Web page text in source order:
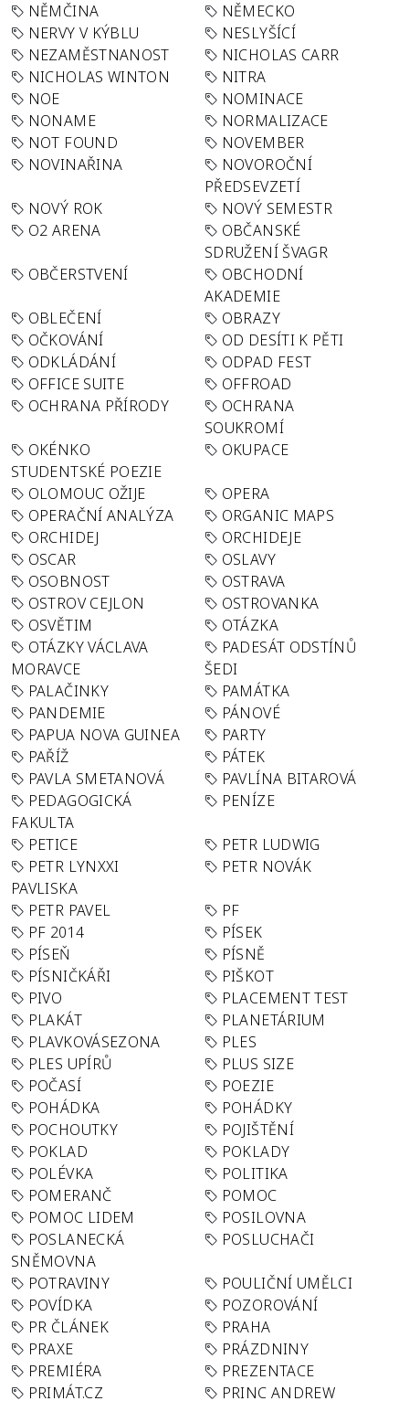
NĚMČINA
NĚMECKO
NERVY V KÝBLU
NESLYŠÍCÍ
NEZAMĚSTNANOST
NICHOLAS CARR
NICHOLAS WINTON
NITRA
NOE
NOMINACE
NONAME
NORMALIZACE
NOT FOUND
NOVEMBER
NOVINAŘINA
NOVOROČNÍ
PŘEDSEVZETÍ
NOVÝ ROK
NOVÝ SEMESTR
O2 ARENA
OBČANSKÉ
SDRUŽENÍ ŠVAGR
OBČERSTVENÍ
OBCHODNÍ
AKADEMIE
OBLEČENÍ
OBRAZY
OČKOVÁNÍ
OD DESÍTI K PĚTI
ODKLÁDÁNÍ
ODPAD FEST
OFFICE SUITE
OFFROAD
OCHRANA PŘÍRODY
OCHRANA
SOUKROMÍ
OKÉNKO
STUDENTSKÉ POEZIE
OKUPACE
OLOMOUC OŽIJE
OPERA
OPERAČNÍ ANALÝZA
ORGANIC MAPS
ORCHIDEJ
ORCHIDEJE
OSCAR
OSLAVY
OSOBNOST
OSTRAVA
OSTROV CEJLON
OSTROVANKA
OSVĚTIM
OTÁZKA
OTÁZKY VÁCLAVA
MORAVCE
PADESÁT ODSTÍNŮ
ŠEDI
PALAČINKY
PAMÁTKA
PANDEMIE
PÁNOVÉ
PAPUA NOVA GUINEA
PARTY
PAŘÍŽ
PÁTEK
PAVLA SMETANOVÁ
PAVLÍNA BITAROVÁ
PEDAGOGICKÁ
FAKULTA
PENÍZE
PETICE
PETR LUDWIG
PETR LYNXXI
PAVLISKA
PETR NOVÁK
PETR PAVEL
PF
PF 2014
PÍSEK
PÍSEŇ
PÍSNĚ
PÍSNIČKÁŘI
PIŠKOT
PIVO
PLACEMENT TEST
PLAKÁT
PLANETÁRIUM
PLAVKOVÁSEZONA
PLES
PLES UPÍRŮ
PLUS SIZE
POČASÍ
POEZIE
POHÁDKA
POHÁDKY
POCHOUTKY
POJIŠTĚNÍ
POKLAD
POKLADY
POLÉVKA
POLITIKA
POMERANČ
POMOC
POMOC LIDEM
POSILOVNA
POSLANECKÁ
SNĚMOVNA
POSLUCHAČI
POTRAVINY
POULIČNÍ UMĚLCI
POVÍDKA
POZOROVÁNÍ
PR ČLÁNEK
PRAHA
PRAXE
PRÁZDNINY
PREMIÉRA
PREZENTACE
PRIMÁT.CZ
PRINC ANDREW